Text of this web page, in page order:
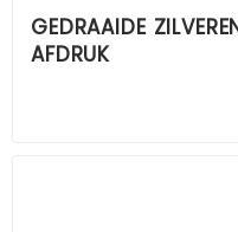
GEDRAAIDE
AFDRUK